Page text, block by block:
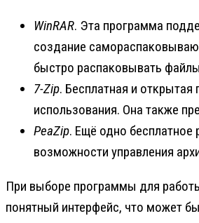
WinRAR. Эта программа
создание
быстро распаковывать
7-Zip. Бесплатная и
использования. Она также
PeaZip. Ещё одно бесплатное
возможности управления
При выборе программы для
понятный интерфейс, что может